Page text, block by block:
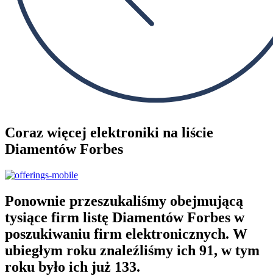
Coraz więcej elektroniki na liście
Diamentów Forbes
Ponownie przeszukaliśmy obejmującą
tysiące firm listę Diamentów Forbes w
poszukiwaniu firm elektronicznych. W
ubiegłym roku znaleźliśmy ich 91, w tym
roku było ich już 133.